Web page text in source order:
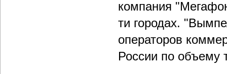
компания
ти городах.
операторов
России по объему